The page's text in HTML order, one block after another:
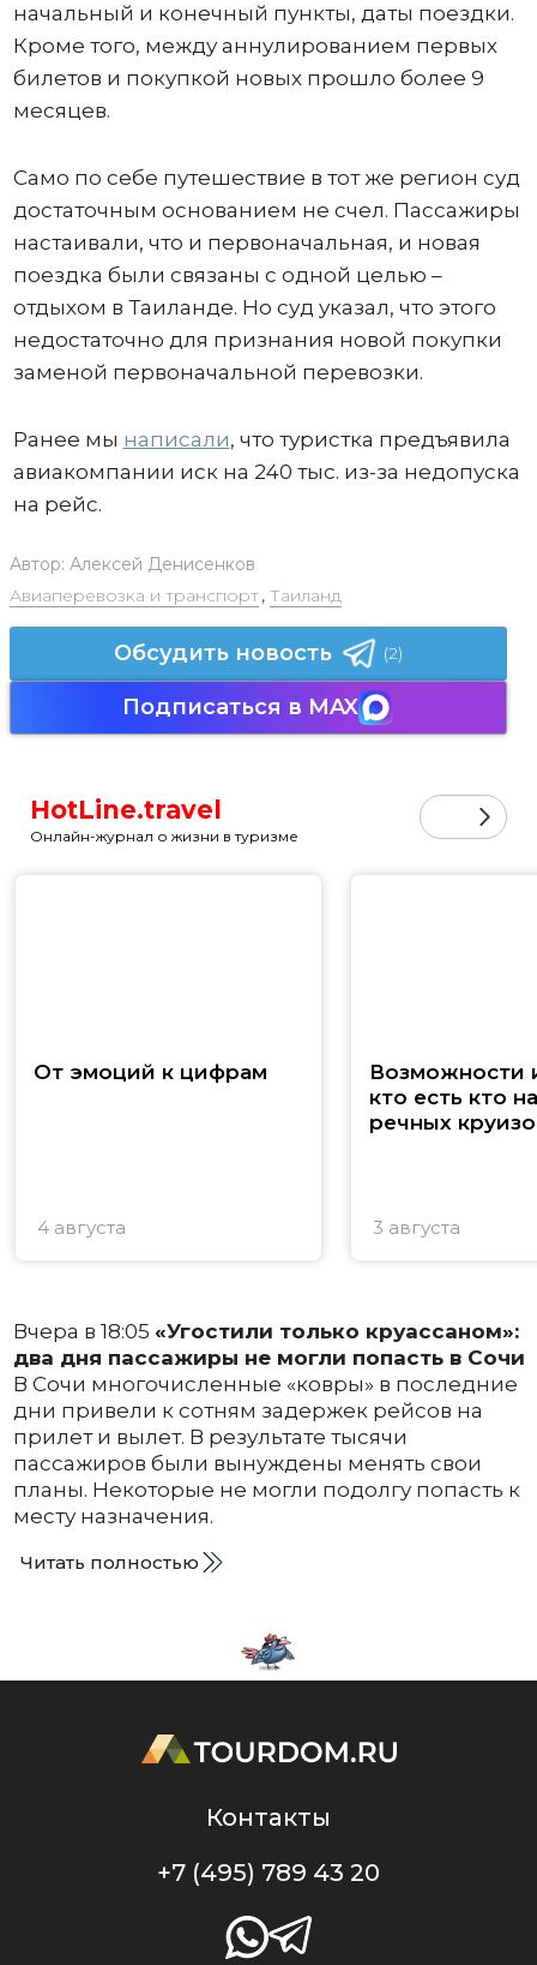
начальный и конечный пункты, даты поездки.
Кроме того, между аннулированием первых
билетов и покупкой новых прошло более 9
месяцев.
Само по себе путешествие в тот же регион суд
достаточным основанием не счел. Пассажиры
настаивали, что и первоначальная, и новая
поездка были связаны с одной целью –
отдыхом в Таиланде. Но суд указал, что этого
недостаточно для признания новой покупки
заменой первоначальной перевозки.
Ранее мы написали, что туристка предъявила
авиакомпании иск на 240 тыс. из-за недопуска
на рейс.
Автор: Алексей Денисенков
Авиаперевозка и транспорт, Таиланд
Обсудить новость (2)
Подписаться в MAX
HotLine.travel
Онлайн-журнал о жизни в туризме
От эмоций к цифрам
4 августа
Возможности
кто есть кто
речных
3 августа
Вчера в 18:05 «Угостили только круассаном»:
два дня пассажиры не могли попасть в Сочи
В Сочи многочисленные «ковры» в последние
дни привели к сотням задержек рейсов на
прилет и вылет. В результате тысячи
пассажиров были вынуждены менять свои
планы. Некоторые не могли подолгу попасть к
месту назначения.
Читать полностью
Контакты
+7 (495) 789 43 20